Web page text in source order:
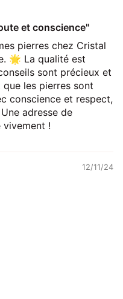
et conscience"
pierres chez Cristal
🌟 La qualité est
sont précieux et
que les pierres sont
conscience et respect,
adresse de
vivement !
12/11/24